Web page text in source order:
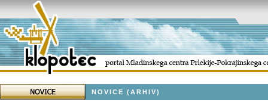
NOVICE (ARHIV)